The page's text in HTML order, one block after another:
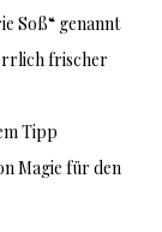
Soß“ genannt
frischer
Tipp
Magie für den